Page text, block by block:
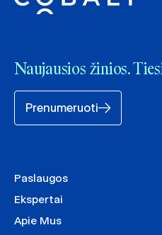
Naujausios žinios.
Prenumeruoti
Paslaugos
Ekspertai
Apie Mus